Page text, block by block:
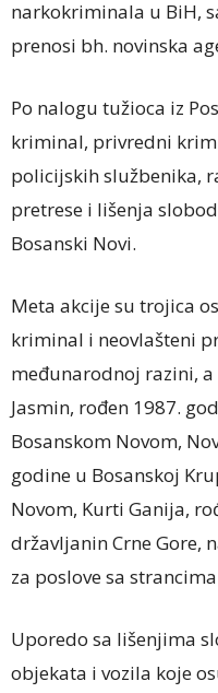
narkokriminala u BiH,
prenosi bh. novinska
Po nalogu tužioca iz
kriminal, privredni
policijskih službenika,
pretrese i lišenja
Bosanski Novi.
Meta akcije su trojica
kriminal i neovlašteni
međunarodnoj razini,
Jasmin, rođen 1987.
Bosanskom Novom,
godine u Bosanskoj
Novom, Kurti Ganija,
državljanin Crne Gore,
za poslove sa strancima
Uporedo sa lišenjima
objekata i vozila koje